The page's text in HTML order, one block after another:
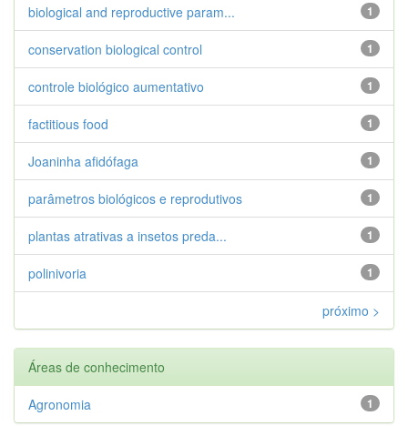
1
biological and reproductive param...
1
conservation biological control
1
controle biológico aumentativo
1
factitious food
1
Joaninha afidófaga
1
parâmetros biológicos e reprodutivos
1
plantas atrativas a insetos preda...
1
polinivoria
próximo >
Áreas de conhecimento
1
Agronomia